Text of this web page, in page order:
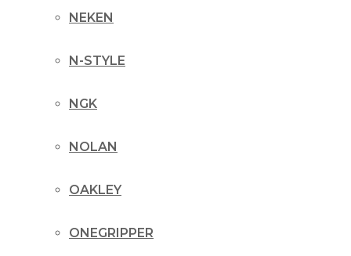
NEKEN
N-STYLE
NGK
NOLAN
OAKLEY
ONEGRIPPER